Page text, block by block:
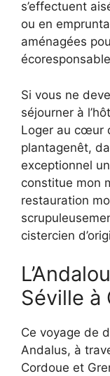
s’effectuent
ou en
aménagées
Si vous ne
séjourner à
Loger au cœur
plantagenêt,
exceptionnel
constitue mon
restauration
cistercien
Séville à
Ce voyage de
Andalus, à
Cordoue et